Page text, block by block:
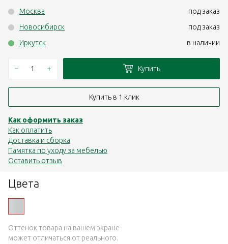
Цвета
Оттенок товара на вашем экране
может отличаться от реального.
Москва
под заказ
Новосибирск
под заказ
Иркутск
в наличии
– + Купить
Купить в 1 клик
Как оформить заказ
Как оплатить
Доставка и сборка
Памятка по уходу за мебелью
Оставить отзыв